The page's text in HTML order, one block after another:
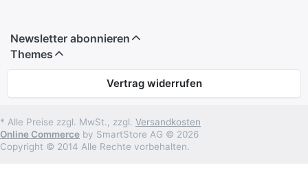
Newsletter abonnieren
Themes
Vertrag widerrufen
* Alle Preise zzgl. MwSt., zzgl. Versandkosten
Online Commerce by SmartStore AG © 2026
Copyright © 2014 Alle Rechte vorbehalten.